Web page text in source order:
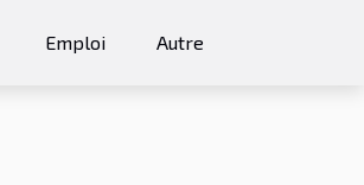
Emploi Autre